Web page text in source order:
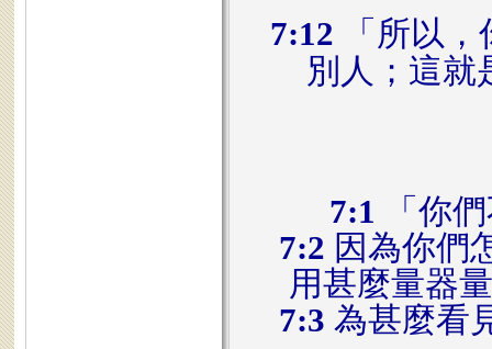
7:12 「所以
別人；這就
7:1 「你
7:2 因為你們
用甚麼量器
7:3 為甚麼看